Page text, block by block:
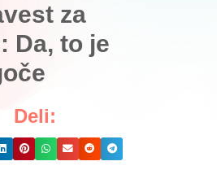
za
Da, to je
Deli: